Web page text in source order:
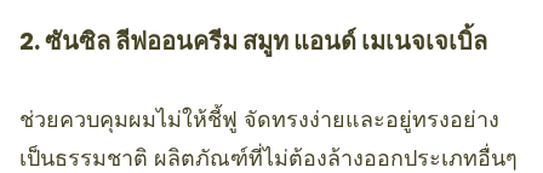
2. ซันซิล ลีฟออนครีม สมูท แอนด์ เมเนจเจเบิ้ล
ช่วยควบคุมผมไม่ให้ชี้ฟู จัดทรงง่ายและอยู่ทรงอย่าง
เป็นธรรมชาติ ผลิตภัณฑ์ที่ไม่ต้องล้างออกประเภทอื่นๆ